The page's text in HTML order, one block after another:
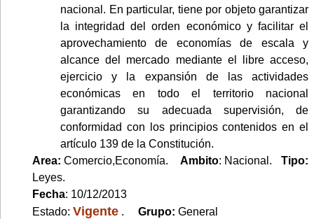
nacional. En particular, tiene por objeto garantizar
la integridad del orden económico y facilitar el
aprovechamiento de economías de escala y
alcance del mercado mediante el libre acceso,
ejercicio y la expansión de las actividades
económicas en todo el territorio nacional
garantizando su adecuada supervisión, de
conformidad con los principios contenidos en el
artículo 139 de la Constitución.
Area: Comercio,Economía.Ambito: Nacional.Tipo:
Leyes.
Fecha: 10/12/2013
Estado: Vigente . Grupo: General